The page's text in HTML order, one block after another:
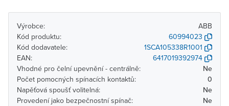
Výrobce:
ABB
Kód produktu:
60994023
Kód dodavatele:
1SCA105338R1001
EAN:
6417019392974
Vhodné pro čelní upevnění - centrálně:
Ne
Počet pomocných spínacích kontaktů:
0
Napěťová spoušť volitelná:
Ne
Provedení jako bezpečnostní spínač:
Ne